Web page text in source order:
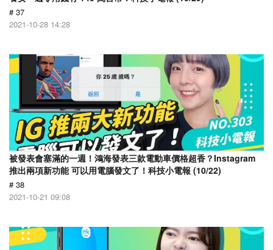
# 37
2021-10-28 14:28
被發表會塞滿的一週！鴻海發表三款電動車價格超香？Instagram
推出兩項新功能 可以用電腦發文了！科技小電報 (10/22)
# 38
2021-10-21 09:08